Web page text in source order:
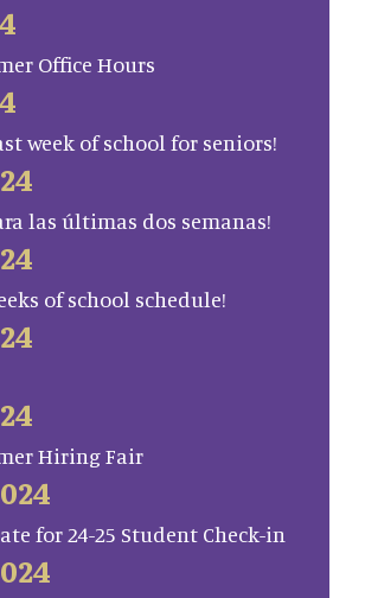
Office Hours
week of school for seniors!
las últimas dos semanas!
of school schedule!
Hiring Fair
for 24-25 Student Check-in